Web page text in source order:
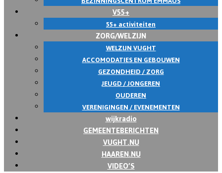
V55+
55+ activiteiten
ZORG/WELZIJN
WELZIJN VUGHT
ACCOMODATIES EN GEBOUWEN
GEZONDHEID / ZORG
JEUGD / JONGEREN
OUDEREN
VERENIGINGEN / EVENEMENTEN
wijkradio
GEMEENTEBERICHTEN
VUGHT.NU
HAAREN.NU
VIDEO’S